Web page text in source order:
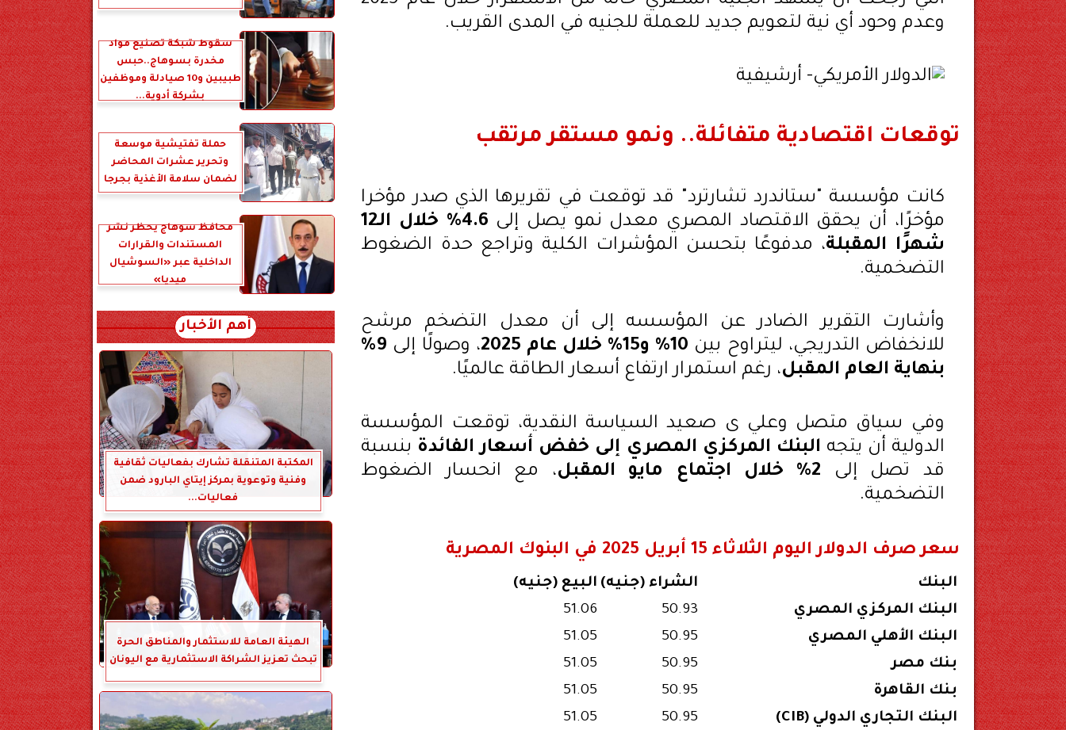
وعدم وحود أي نية لتعويم جديد للعملة للجنيه في المدى القريب.
توقعات اقتصادية متفائلة.. ونمو مستقر مرتقب
كانت مؤسسة "ستاندرد تشارترد" قد توقعت في تقريرها الذي صدر مؤخرا
مؤخرًا، أن يحقق الاقتصاد المصري معدل نمو يصل إلى
4.6% خلال الـ12
شهرًا المقبلة، مدفوعًا بتحسن المؤشرات الكلية وتراجع حدة الضغوط
التضخمية.
وأشارت التقرير الضادر عن المؤسسه إلى أن معدل التضخم مرشح
للانخفاض التدريجي، ليتراوح بين 10% و15% خلال عام 2025 ، وصولًا إلى
9%
بنهاية العام المقبل، رغم استمرار ارتفاع أسعار الطاقة عالميًا.
وفي سياق متصل وعلي ى صعيد السياسة النقدية، توقعت المؤسسة
الدولية أن يتجه البنك المركزي المصري إلى خفض أسعار الفائدة بنسبة
قد تصل إلى 2% خلال اجتماع مايو المقبل
، مع انحسار الضغوط
التضخمية.
سعر صرف الدولار اليوم الثلاثاء 15 أبريل 2025 في البنوك المصرية
البنك الشراء (جنيه) البيع (جنيه)
البنك المركزي المصري
50.93
51.06
البنك الأهلي المصري
50.95
51.05
بنك مصر
50.95
51.05
بنك القاهرة
50.95
51.05
البنك التجاري الدولي (CIB)
50.95
51.05
سقوط شبكة تصنيع مواد
مخدرة بسوهاج..حبس
طبيبين و10 صيادلة وموظفين
بشركة أدوية...
حملة تفتيشية موسعة
وتحرير عشرات المحاضر
لضمان سلامة الأغذية بجرجا
محافظ سوهاج يحظر نشر
المستندات والقرارات
الداخلية عبر «السوشيال
ميديا»
أهم الأخبار
المكتبة المتنقلة تشارك بفعاليات ثقافية
وفنية وتوعوية بمركز إيتاي البارود ضمن
فعاليات...
الهيئة العامة للاستثمار والمناطق الحرة
تبحث تعزيز الشراكة الاستثمارية مع اليونان